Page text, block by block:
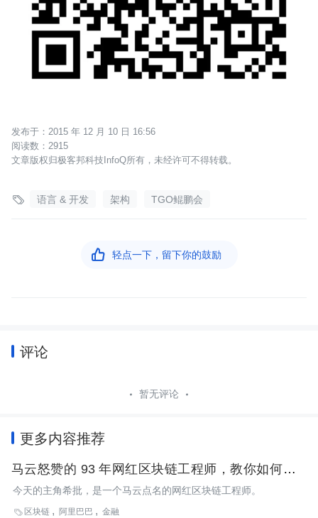
2015 年 12 月 10 日 16:56
2915
文章版权归极客邦科技InfoQ所有，未经许可不得转载。
 语言 & 开发 架构 TGO鲲鹏会
 轻点一下，留下你的鼓励
评论
暂无评论
更多内容推荐
马云怒赞的 93 年网红区块链工程师，教你如何用 3
年时间实现逆袭！
今天的主角希批，是一个马云点名的网红区块链工程师。
 区块链 阿里巴巴 金融